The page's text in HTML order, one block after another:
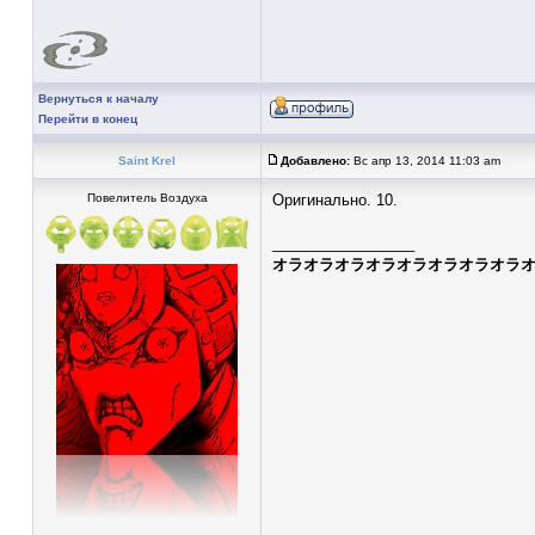
Вернуться к началу
Перейти в конец
Saint Krel Добавлено: Вс апр 13, 2014 11:03 am
Повелитель Воздуха Оригинально. 10.
オラオラオラオラオラオラオラオラ